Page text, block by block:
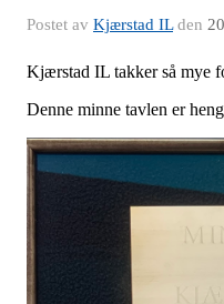
Postet av Kjærstad ILden
Kjærstad IL takker så mye
Denne minne tavlen er